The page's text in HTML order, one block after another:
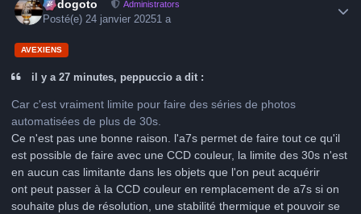
frédogoto Administrators
Posté(e)24 janvier 20251 a
AVEXIENS
il y a 27 minutes, peppuccio a dit :
Car c'est vraiment limite pour faire des séries de photos
automatisées de plus de 30s.
Ce n'est pas une bonne raison. l'a7s permet de faire tout ce qu'il
est possible de faire avec une CCD couleur, la limite des 30s n'est
en aucun cas limitante dans les objets que l'on peut acquérir
ont peut passer à la CCD couleur en remplacement de a7s si on
souhaite plus de résolution, une stabilité thermique et pouvoir se